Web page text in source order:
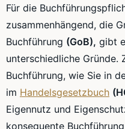
Für die
zusammenhängend, die
Buchführung (GoB), gibt
unterschiedliche Gründe.
Buchführung, wie Sie in
im Handelsgesetzbuch
Eigennutz und
konsequente